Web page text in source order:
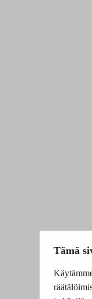
Tämä